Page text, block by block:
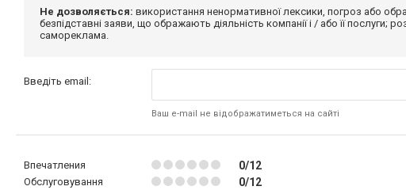
Не дозволяється: використання ненормативної лексики, погроз або
безпідставні заяви, що ображають діяльність компанії і / або її послуги;
самореклама.
Введіть email:
Ваш e-mail не відображатиметься на сайті
Впечатления 0/12
Обслуговування 0/12